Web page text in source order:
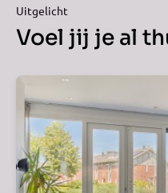
Uitgelicht
Voel jij je al